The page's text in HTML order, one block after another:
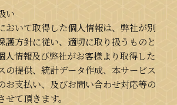
い
おいて取得した個人情報は、弊社が別
護方針に従い、適切に取り扱うものと
人情報及び弊社がお客様より取得した
の提供、統計データ作成、本サービス
お支払い、及びお問い合わせ対応等の
て頂きます。